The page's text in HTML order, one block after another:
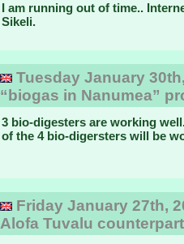
I am running out of time..
Sikeli.
Tuesday January
“biogas in Nanumea”
3 bio-digesters are working
of the 4 bio-digersters will be
Friday January 27th,
Alofa Tuvalu